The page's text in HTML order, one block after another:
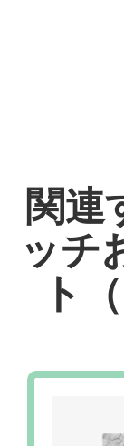
関連
ッチ
ト